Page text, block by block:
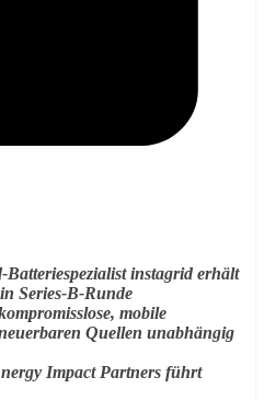
instagrid erhält
Series-B-Runde
mobile
Quellen unabhängig
Impact Partners führt